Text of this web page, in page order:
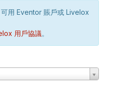
用 Eventor 賬戶或 Livelox
用戶協議。